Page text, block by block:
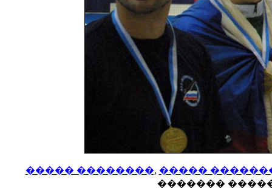
����� ��������, �����
�������